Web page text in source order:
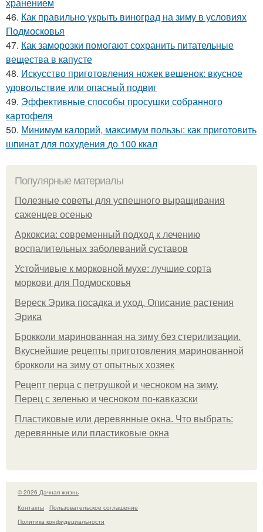
46. Как правильно укрыть виноград на зиму в условиях
Подмосковья
47. Как заморозки помогают сохранить питательные
вещества в капусте
48. Искусство приготовления ножек вешенок: вкусное
удовольствие или опасный подвиг
49. Эффективные способы просушки собранного
картофеля
50. Минимум калорий, максимум пользы: как приготовить
шпинат для похудения до 100 ккал
Популярные материалы
Полезные советы для успешного выращивания
саженцев осенью
Аркоксиа: современный подход к лечению
воспалительных заболеваний суставов
Устойчивые к морковной мухе: лучшие сорта
моркови для Подмосковья
Вереск Эрика посадка и уход. Описание растения
Эрика
Брокколи маринованная на зиму без стерилизации.
Вкуснейшие рецепты приготовления маринованной
брокколи на зиму от опытных хозяек
Рецепт перца с петрушкой и чесноком на зиму.
Перец с зеленью и чесноком по-кавказски
Пластиковые или деревянные окна. Что выбрать:
деревянные или пластиковые окна
© 2026 Дачная жизнь
Контакты
Пользовательское соглашение
Политика конфидециальности